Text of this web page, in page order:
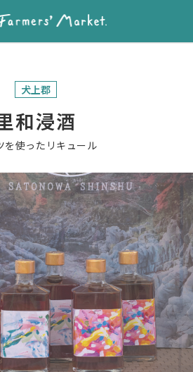
犬上郡
和浸酒
を使ったリキュール